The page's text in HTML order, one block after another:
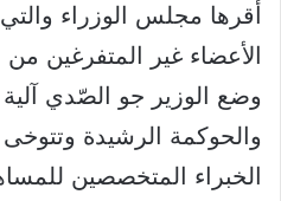
أقرها مجلس الوزراء
الأعضاء غير المتفرغين
وضع الوزير جو الصّدي
والحوكمة الرشيدة
الخبراء المتخصصين